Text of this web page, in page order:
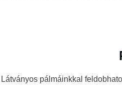
Látványos pálmáinkkal